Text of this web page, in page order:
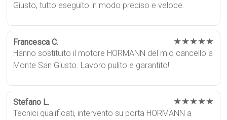
Giusto, tutto eseguito in modo preciso e veloce.
Francesca C. ★★★★★
Hanno sostituito il motore HORMANN del mio cancello a
Monte San Giusto. Lavoro pulito e garantito!
Stefano L. ★★★★★
Tecnici qualificati, intervento su porta HORMANN a